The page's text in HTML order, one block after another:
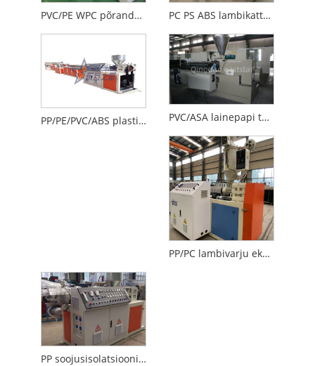
PVC/PE WPC põrandakatteseadmed PC PS ABS lambikatte tootmisliin
PP/PE/PVC/ABS plastist keevitusvarda ekstrusiooniliin PVC/ASA lainepapi tootmisliin
PP/PC lambivarju ekstrusiooni tootmisliin
PP soojusisolatsiooniseadmed